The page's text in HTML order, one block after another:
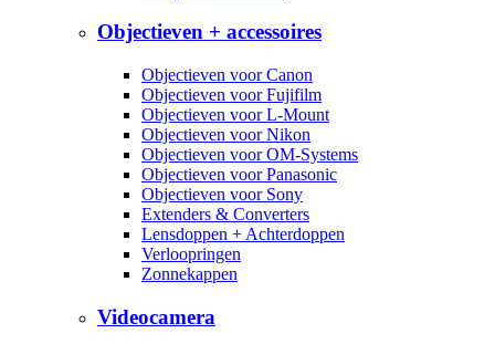
Objectieven + accessoires
Objectieven voor Canon
Objectieven voor Fujifilm
Objectieven voor L-Mount
Objectieven voor Nikon
Objectieven voor OM-Systems
Objectieven voor Panasonic
Objectieven voor Sony
Extenders & Converters
Lensdoppen + Achterdoppen
Verloopringen
Zonnekappen
Videocamera